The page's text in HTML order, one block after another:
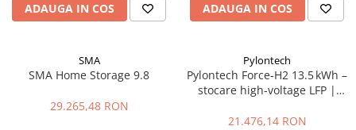
ADAUGA IN COS ADAUGA IN COS
SMA
SMA Home Storage 9.8
29.265,48 RON
Pylontech
Pylontech Force‑H2 13.5 kWh –
stocare high‑voltage LFP |
Sungrow, Goodwe, Sofar
21.476,14 RON